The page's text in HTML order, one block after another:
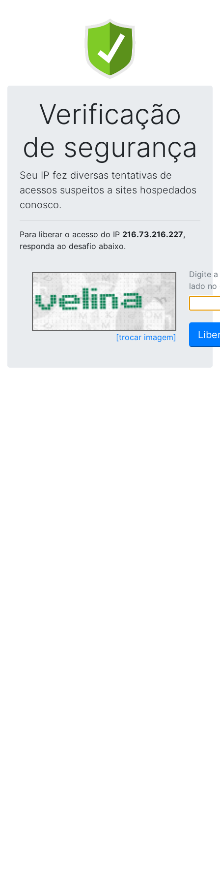
Verificação
de segurança
Seu IP fez diversas tentativas de
acessos suspeitos a sites hospedados
conosco.
Para liberar o acesso do IP 216.73.216.227,
responda ao desafio abaixo.
[trocar imagem]
Digite
lado no